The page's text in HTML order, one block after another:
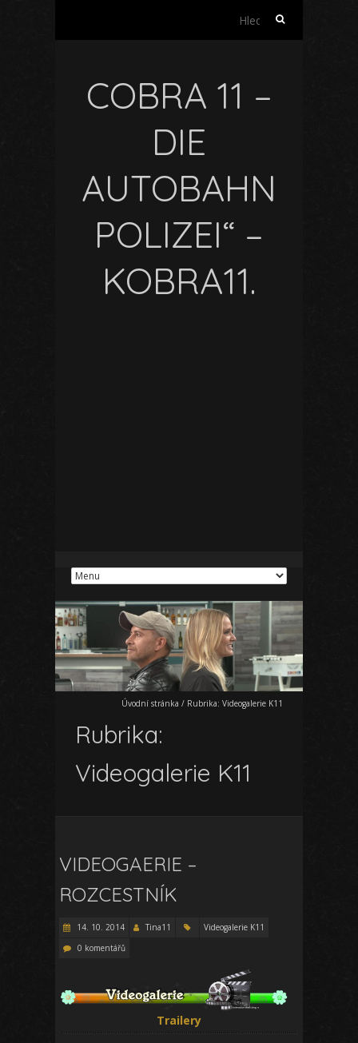
Vyhledávání
COBRA 11 –
DIE
AUTOBAHN
POLIZEI“ –
KOBRA11.
Úvodní stránka / Rubrika: Videogalerie K11
Rubrika:
Videogalerie K11
VIDEOGAERIE –
ROZCESTNÍK
14. 10. 2014 Tina11
Videogalerie K11
0 komentářů
Trailery